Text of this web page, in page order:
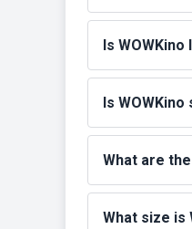
Is WOWKino
Is
What are
What size is